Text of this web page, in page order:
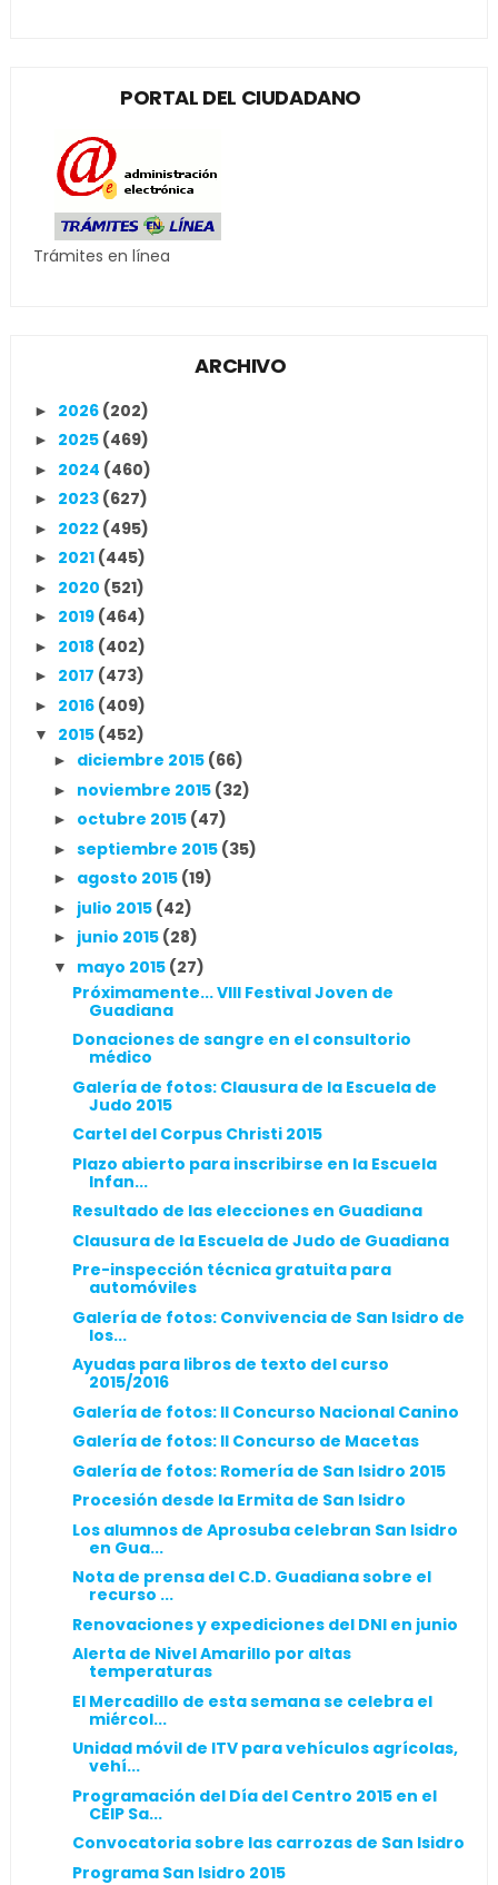
PORTAL DEL CIUDADANO
Trámites en línea
ARCHIVO
► 2026 (202)
► 2025 (469)
► 2024 (460)
► 2023 (627)
► 2022 (495)
► 2021 (445)
► 2020 (521)
► 2019 (464)
► 2018 (402)
► 2017 (473)
► 2016 (409)
▼ 2015 (452)
► diciembre 2015 (66)
► noviembre 2015 (32)
► octubre 2015 (47)
► septiembre 2015 (35)
► agosto 2015 (19)
► julio 2015 (42)
► junio 2015 (28)
▼ mayo 2015 (27)
Próximamente... VIII Festival Joven de
Guadiana
Donaciones de sangre en el consultorio
médico
Galería de fotos: Clausura de la Escuela de
Judo 2015
Cartel del Corpus Christi 2015
Plazo abierto para inscribirse en la Escuela
Infan...
Resultado de las elecciones en Guadiana
Clausura de la Escuela de Judo de Guadiana
Pre-inspección técnica gratuita para
automóviles
Galería de fotos: Convivencia de San Isidro de
los...
Ayudas para libros de texto del curso
2015/2016
Galería de fotos: II Concurso Nacional Canino
Galería de fotos: II Concurso de Macetas
Galería de fotos: Romería de San Isidro 2015
Procesión desde la Ermita de San Isidro
Los alumnos de Aprosuba celebran San Isidro
en Gua...
Nota de prensa del C.D. Guadiana sobre el
recurso ...
Renovaciones y expediciones del DNI en junio
Alerta de Nivel Amarillo por altas
temperaturas
El Mercadillo de esta semana se celebra el
miércol...
Unidad móvil de ITV para vehículos agrícolas,
vehí...
Programación del Día del Centro 2015 en el
CEIP Sa...
Convocatoria sobre las carrozas de San Isidro
Programa San Isidro 2015